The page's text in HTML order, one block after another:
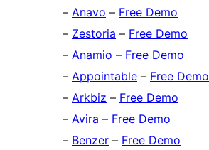
– Anavo – Free Demo
– Zestoria – Free Demo
– Anamio – Free Demo
– Appointable – Free Demo
– Arkbiz – Free Demo
– Avira – Free Demo
– Benzer – Free Demo